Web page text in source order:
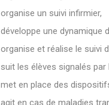
organise un suivi infirmier,
développe une dynamique
organise et réalise le suivi
suit les élèves signalés par
met en place des
agit en cas de maladies